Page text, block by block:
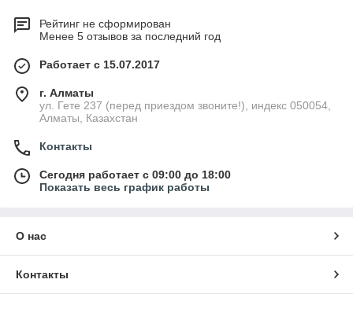
Рейтинг не сформирован
Менее 5 отзывов за последний год
Работает с 15.07.2017
г. Алматы
ул. Гете 237 (перед приездом звоните!), индекс 050054,
Алматы, Казахстан
Контакты
Сегодня работает с 09:00 до 18:00
Показать весь график работы
О нас
Контакты